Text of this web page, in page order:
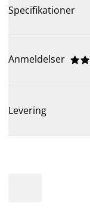
Specifikationer
Anmeldelser 


Levering